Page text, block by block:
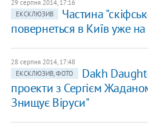
29 серпня 2014, 17:16
ЕКСКЛЮЗИВ
Частина
повернеться в Київ уже
28 серпня 2014, 17:48
ЕКСКЛЮЗИВ, ФОТО
Dakh
проекти з Сергієм
Знищує Віруси"